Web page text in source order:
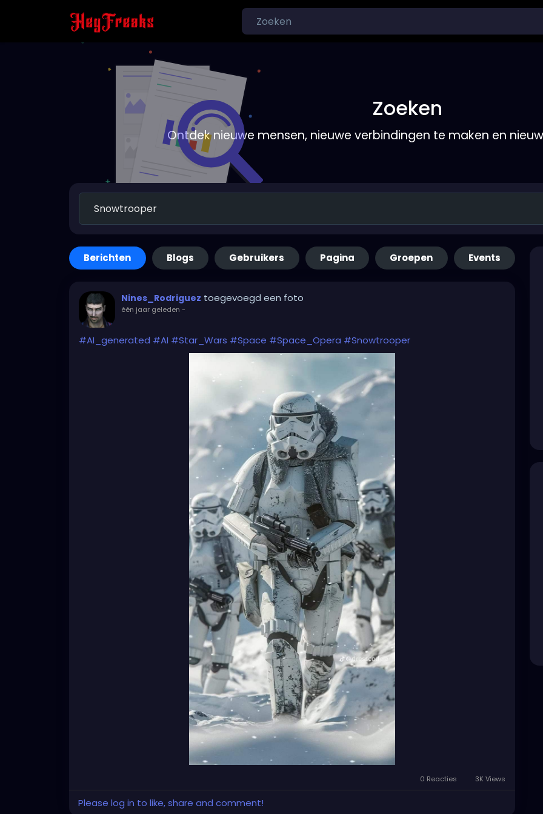
Zoeken
Ontdek nieuwe mensen, nieuwe verbindingen te maken en
Berichten Blogs Gebruikers Pagina Groepen Events
Nines_Rodriguez toegevoegd een foto
één jaar geleden -
#AI_generated #AI #Star_Wars #Space #Space_Opera #Snowtrooper
0 Reacties 3K Views
Please log in to like, share and comment!